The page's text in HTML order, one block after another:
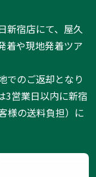
新宿店にて、屋久
着や現地発着ツア
でのご返却となり
3営業日以内に新宿
様の送料負担）に